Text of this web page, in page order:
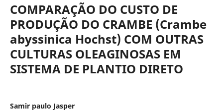
COMPARAÇÃO DO CUSTO DE
PRODUÇÃO DO CRAMBE (Crambe
abyssinica Hochst) COM OUTRAS
CULTURAS OLEAGINOSAS EM
SISTEMA DE PLANTIO DIRETO
Samir paulo Jasper